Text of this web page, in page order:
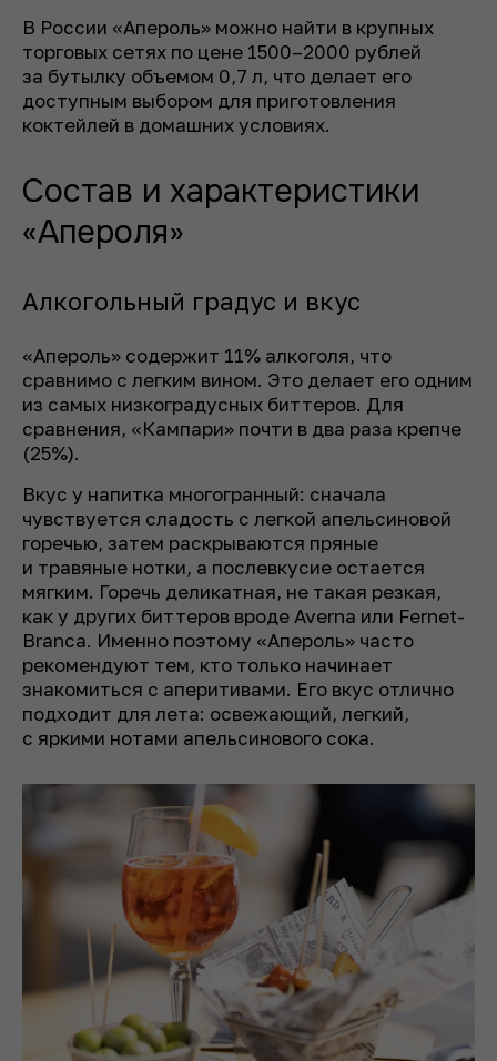
В России «Апероль» можно найти в крупных
торговых сетях по цене 1500–2000 рублей
за бутылку объемом 0,7 л, что делает его
доступным выбором для приготовления
коктейлей в домашних условиях.
Состав и характеристики
«Апероля»
Алкогольный градус и вкус
«Апероль» содержит 11% алкоголя, что
сравнимо с легким вином. Это делает его одним
из самых низкоградусных биттеров. Для
сравнения, «Кампари» почти в два раза крепче
(25%).
Вкус у напитка многогранный: сначала
чувствуется сладость с легкой апельсиновой
горечью, затем раскрываются пряные
и травяные нотки, а послевкусие остается
мягким. Горечь деликатная, не такая резкая,
как у других биттеров вроде Averna или Fernet-
Branca. Именно поэтому «Апероль» часто
рекомендуют тем, кто только начинает
знакомиться с аперитивами. Его вкус отлично
подходит для лета: освежающий, легкий,
с яркими нотами апельсинового сока.